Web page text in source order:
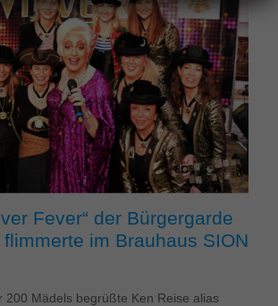
Fever“ der Bürgergarde
flimmerte im Brauhaus SION
200 Mädels begrüßte Ken Reise alias